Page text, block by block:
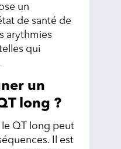
un
de santé de
arythmies
qui
un
long ?
le QT long peut
Il est